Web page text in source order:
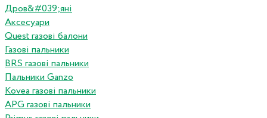
Дров&#039;яні
Аксесуари
Quest газові балони
Газові пальники
BRS газові пальники
Пальники Ganzo
Kovea газові пальники
APG газові пальники